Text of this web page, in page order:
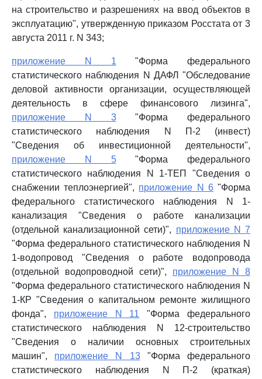
на строительство и разрешениях на ввод объектов в
эксплуатацию", утвержденную приказом Росстата от 3
августа 2011 г. N 343;
приложение N 1 "Форма федерального
статистического наблюдения N ДАФЛ "Обследование
деловой активности организации, осуществляющей
деятельность в сфере финансового лизинга",
приложение N 3"Форма федерального
статистического наблюдения N П-2 (инвест)
"Сведения об инвестиционной деятельности",
приложение N 5"Форма федерального
статистического наблюдения N 1-ТЕП "Сведения о
снабжении теплоэнергией", приложение N 6"Форма
федерального статистического наблюдения N 1-
канализация "Сведения о работе канализации
(отдельной канализационной сети)", приложение N 7
"Форма федерального статистического наблюдения N
1-водопровод "Сведения о работе водопровода
(отдельной водопроводной сети)", приложение N 8
"Форма федерального статистического наблюдения N
1-КР "Сведения о капитальном ремонте жилищного
фонда", приложение N 11 "Форма федерального
статистического наблюдения N 12-строительство
"Сведения о наличии основных строительных
машин", приложение N 13"Форма федерального
статистического наблюдения N П-2 (краткая)